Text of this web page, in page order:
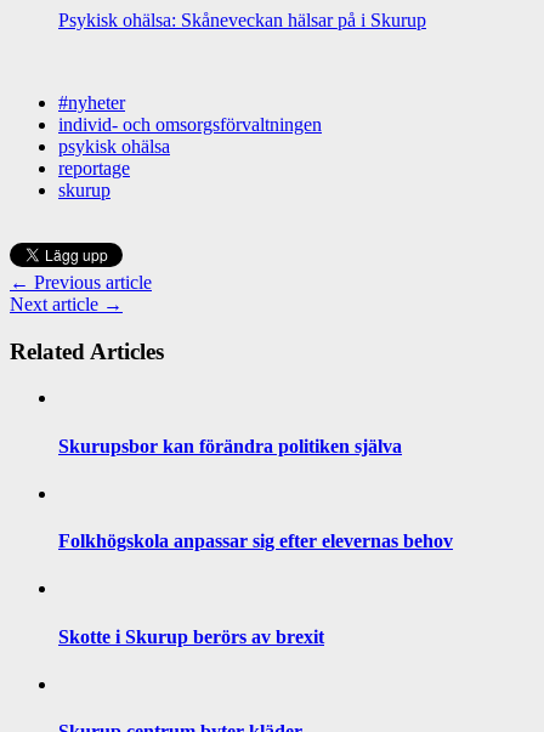
Psykisk ohälsa: Skåneveckan hälsar på i Skurup
#nyheter
individ- och omsorgsförvaltningen
psykisk ohälsa
reportage
skurup
← Previous article
Next article →
Related Articles
Skurupsbor kan förändra politiken själva
Folkhögskola anpassar sig efter elevernas behov
Skotte i Skurup berörs av brexit